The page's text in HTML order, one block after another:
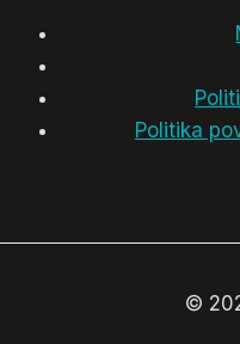
Politika
©